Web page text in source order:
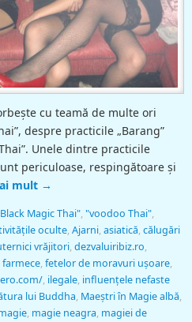
cu teamă de multe ori
despre practicile „Barang”
Unele dintre practicile
periculoase, respingătoare și
mult →
Magic Thai","voodoo Thai",
oculte,Ajarni,asiatică,călugări
vrăjitori,dezvaluiribiz.ro,
farmece,fetelor de moravuri uşoare,
, ilegale, influenţele nefaste
lui Buddha, Maeştri în Magie albă,
, magie neagra, magiei de